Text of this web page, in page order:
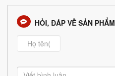
HỎI, ĐÁP VỀ SẢN PHẨM